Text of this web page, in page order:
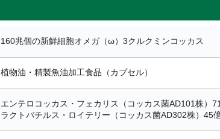
160兆個の新鮮細胞オメガ（ω）3クルクミンコッカス
植物油・精製魚油加工食品（カプセル）
エンテロコッカス・フェカリス（コッカス菌AD101株）
ラクトバチルス・ロイテリー（コッカス菌AD302株）45